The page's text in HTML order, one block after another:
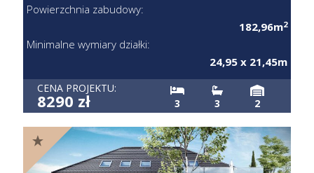
Powierzchnia zabudowy:
182,96m2
Minimalne wymiary działki:
24,95 x 21,45m
CENA PROJEKTU:
8290 zł 3 3 2